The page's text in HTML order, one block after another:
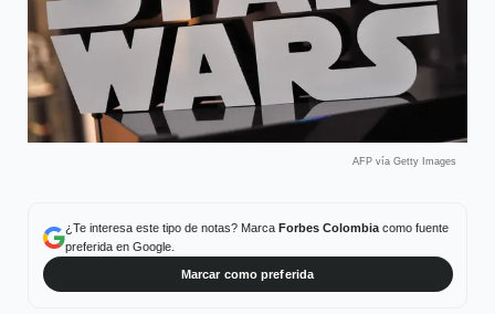
AFP vía Getty Images
¿Te interesa este tipo de notas? Marca Forbes Colombiacomo fuente
preferida en Google.
Marcar como preferida